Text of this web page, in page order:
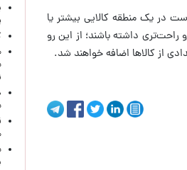
در یک منطقه کالایی بیشتر یا
داشته باشند؛ از این رو
از کالاها اضافه خواهند شد.